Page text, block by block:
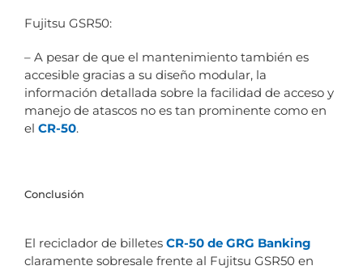
Fujitsu GSR50:
– A pesar de que el mantenimiento también es
accesible gracias a su diseño modular, la
información detallada sobre la facilidad de acceso y
manejo de atascos no es tan prominente como en
el CR-50.
Conclusión
El reciclador de billetesCR-50 de GRG Banking
claramente sobresale frente al Fujitsu GSR50 en